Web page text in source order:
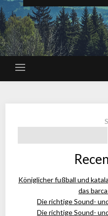
Königlicher fußball und
das
Die richtige Sound-
Die richtige Sound-